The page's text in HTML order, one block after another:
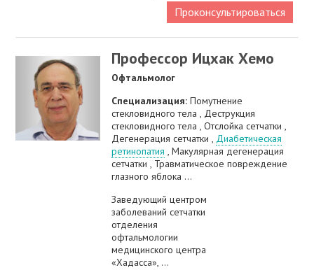
Проконсультироваться
Профессор Ицхак Хемо
Офтальмолог
Специализация:Помутнение
стекловидного тела , Деструкция
стекловидного тела , Отслойка сетчатки ,
Дегенерация сетчатки , Диабетическая
ретинопатия , Макулярная дегенерация
сетчатки , Травматическое повреждение
глазного яблока ...
Заведующий центром
заболеваний сетчатки
отделения
офтальмологии
медицинского центра
«Хадасса», ...